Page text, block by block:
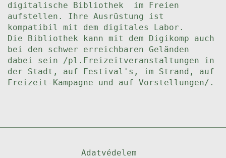
digitalische Bibliothek im Freien
aufstellen. Ihre Ausrüstung ist
kompatibil mit dem digitales Labor.
Die Bibliothek kann mit dem Digikomp auch
bei den schwer erreichbaren Geländen
dabei sein /pl.Freizeitveranstaltungen in
der Stadt, auf Festival's, im Strand, auf
Freizeit-Kampagne und auf Vorstellungen/.
Adatvédelem